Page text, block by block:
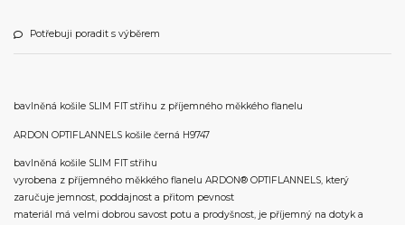
Potřebuji poradit s výběrem
bavlněná košile SLIM FIT střihu z příjemného měkkého flanelu
ARDON OPTIFLANNELS košile černá H9747
bavlněná košile SLIM FIT střihu
vyrobena z příjemného měkkého flanelu ARDON® OPTIFLANNELS, který
zaručuje jemnost, poddajnost a přitom pevnost
materiál má velmi dobrou savost potu a prodyšnost, je příjemný na dotyk a